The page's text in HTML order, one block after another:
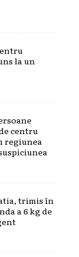
la un
centru
regiunea
trimis în
a 6 kg de